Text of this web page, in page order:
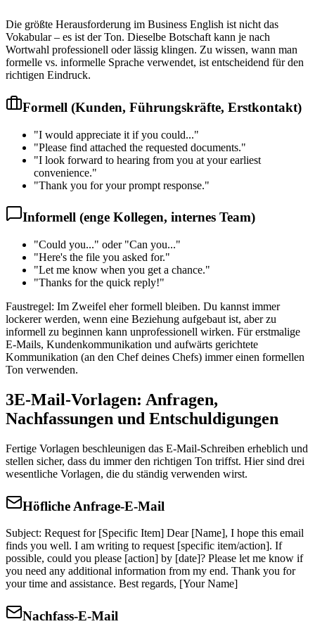
Die größte Herausforderung im Business English ist nicht das
Vokabular – es ist der Ton. Dieselbe Botschaft kann je nach
Wortwahl professionell oder lässig klingen. Zu wissen, wann man
formelle vs. informelle Sprache verwendet, ist entscheidend für den
richtigen Eindruck.
Formell (Kunden, Führungskräfte, Erstkontakt)
"I would appreciate it if you could..."
"Please find attached the requested documents."
"I look forward to hearing from you at your earliest
convenience."
"Thank you for your prompt response."
Informell (enge Kollegen, internes Team)
"Could you..." oder "Can you..."
"Here's the file you asked for."
"Let me know when you get a chance."
"Thanks for the quick reply!"
Faustregel: Im Zweifel eher formell bleiben. Du kannst immer
lockerer werden, wenn eine Beziehung aufgebaut ist, aber zu
informell zu beginnen kann unprofessionell wirken. Für erstmalige
E-Mails, Kundenkommunikation und aufwärts gerichtete
Kommunikation (an den Chef deines Chefs) immer einen formellen
Ton verwenden.
3E-Mail-Vorlagen: Anfragen,
Nachfassungen und Entschuldigungen
Fertige Vorlagen beschleunigen das E-Mail-Schreiben erheblich und
stellen sicher, dass du immer den richtigen Ton triffst. Hier sind drei
wesentliche Vorlagen, die du ständig verwenden wirst.
Höfliche Anfrage-E-Mail
Subject: Request for [Specific Item] Dear [Name], I hope this email
finds you well. I am writing to request [specific item/action]. If
possible, could you please [action] by [date]? Please let me know if
you need any additional information from my end. Thank you for
your time and assistance. Best regards, [Your Name]
Nachfass-E-Mail